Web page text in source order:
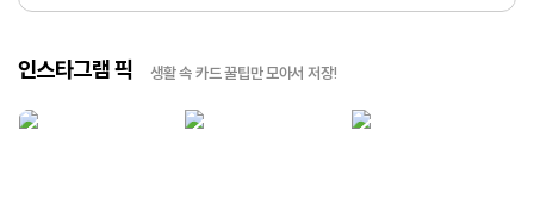
인스타그램 픽 생활 속 카드 꿀팁만 모아서 저장!